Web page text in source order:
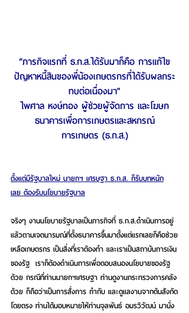
“ภารกิจแรกที่ ธ.ก.ส.ได้รับมาก็คือ การแก้ไข
ปัญหาหนี้สินของพี่น้องเกษตรกรที่ได้รับผลกระ
ทบต่อเนื่องมา”
ไพศาล หงษ์ทอง ผู้ช่วยผู้จัดการ และโฆษก
ธนาคารเพื่อการเกษตรและสหกรณ์
การเกษตร (ธ.ก.ส.)
ตั้งแต่มีรัฐบาลใหม่ นายกฯ เศรษฐา ธ.ก.ส. ก็รับบทหนัก
เลย ต้องรับนโยบายรัฐบาล
จริงๆ งานนโยบายรัฐบาลเป็นภารกิจที่ ธ.ก.ส.ดำเนินการอยู่
แล้วตามเจตนารมณ์ที่ตั้งธนาคารขึ้นมาตั้งแต่แรกเลยก็คือช่วย
เหลือเกษตรกร เป็นสิ่งที่เราต้องทำ และเราเป็นสถาบันการเงิน
ของรัฐ  เราก็ต้องดำเนินการเพื่อตอบสนองนโยบายของรัฐ
ด้วย กรณีที่ท่านนายกฯเศรษฐา ท่านดูงานกระทรวงการคลัง
ด้วย ก็ถือว่าเป็นการสั่งการ กำกับ และดูแลงานจากต้นสังกัด
โดยตรง ท่านได้มอบหมายให้ท่านจุลพันธ์ อมรวิวัฒน์ มานั่ง